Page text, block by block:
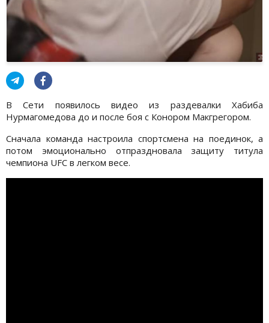
В Сети появилось видео из раздевалки Хабиба
Нурмагомедова до и после боя с Конором Макгрегором.
Сначала команда настроила спортсмена на поединок, а
потом эмоционально отпраздновала защиту титула
чемпиона UFC в легком весе.